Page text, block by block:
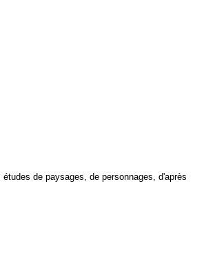
de paysages, de personnages, d'après